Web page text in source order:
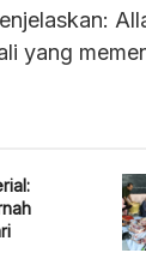
yang